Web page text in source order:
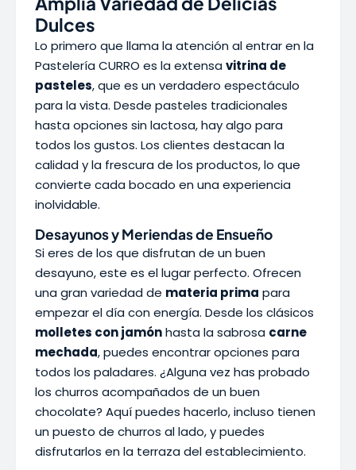
Dulces
Lo primero que llama la atención al entrar en la
Pastelería CURRO es la extensa vitrina de
pasteles, que es un verdadero espectáculo
para la vista. Desde pasteles tradicionales
hasta opciones sin lactosa, hay algo para
todos los gustos. Los clientes destacan la
calidad y la frescura de los productos, lo que
convierte cada bocado en una experiencia
inolvidable.
Desayunos y Meriendas de Ensueño
Si eres de los que disfrutan de un buen
desayuno, este es el lugar perfecto. Ofrecen
una gran variedad de materia prima para
empezar el día con energía. Desde los clásicos
molletes con jamónhasta la sabrosa carne
mechada, puedes encontrar opciones para
todos los paladares. ¿Alguna vez has probado
los churros acompañados de un buen
chocolate? Aquí puedes hacerlo, incluso tienen
un puesto de churros al lado, y puedes
disfrutarlos en la terraza del establecimiento.